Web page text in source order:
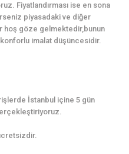
Fiyatlandırması ise en sona
piyasadaki ve diğer
hoş göze gelmektedir,bunun
imalat düşüncesidir.
İstanbul içine 5 gün